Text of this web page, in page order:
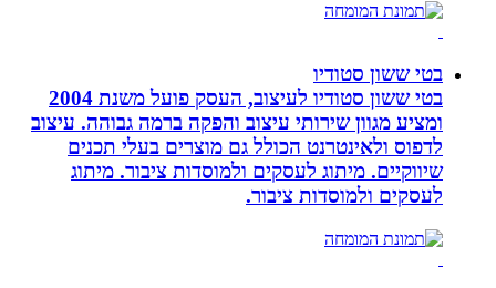
בטי ששון סטודיו
בטי ששון סטודיו לעיצוב, העסק פועל משנת 2004
ומציע מגוון שירותי עיצוב והפקה ברמה גבוהה. עיצוב
לדפוס ולאינטרנט הכולל גם מוצרים בעלי תכנים
שיווקיים. מיתוג לעסקים ולמוסדות ציבור. מיתוג
לעסקים ולמוסדות ציבור.